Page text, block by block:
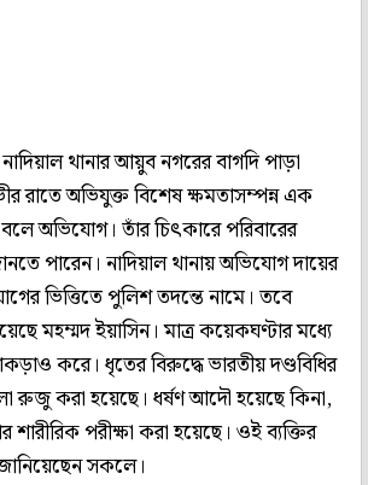
থানার আয়ুব নগরের বাগদি পাড়া
রাতে অভিযুক্ত বিশেষ ক্ষমতাসম্পন্ন এক
অভিযোগ। তাঁর চিৎকারে পরিবারের
পারেন। নাদিয়াল থানায় অভিযোগ দায়ের
ভিত্তিতে পুলিশ তদন্তে নামে। তবে
মহম্মদ ইয়াসিন। মাত্র কয়েকঘণ্টার মধ্যে
করে। ধৃতের বিরুদ্ধে ভারতীয় দণ্ডবিধির
রুজু করা হয়েছে। ধর্ষণ আদৌ হয়েছে কিনা,
শারীরিক পরীক্ষা করা হয়েছে। ওই ব্যক্তির
সকলে।